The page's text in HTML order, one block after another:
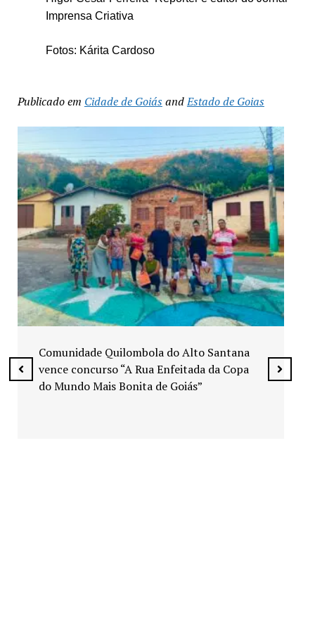
Imprensa Criativa
Fotos: Kárita Cardoso
Publicado em Cidade de GoiásandEstado de Goias
Exposição “Arte em Cores” leva pinturas a
espaços públicos de Senador Canedo